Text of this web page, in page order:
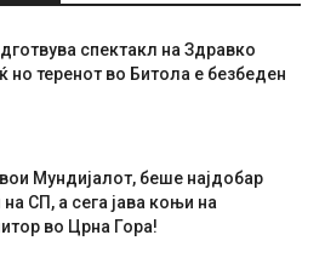
спектакл на Здравко
но теренот во Битола е безбеден
Мундијалот, беше најдобар
на СП, а сега јава коњи на
во Црна Гора!